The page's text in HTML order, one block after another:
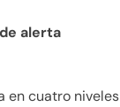
alerta
en cuatro niveles